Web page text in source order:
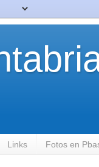
Links Fotos en